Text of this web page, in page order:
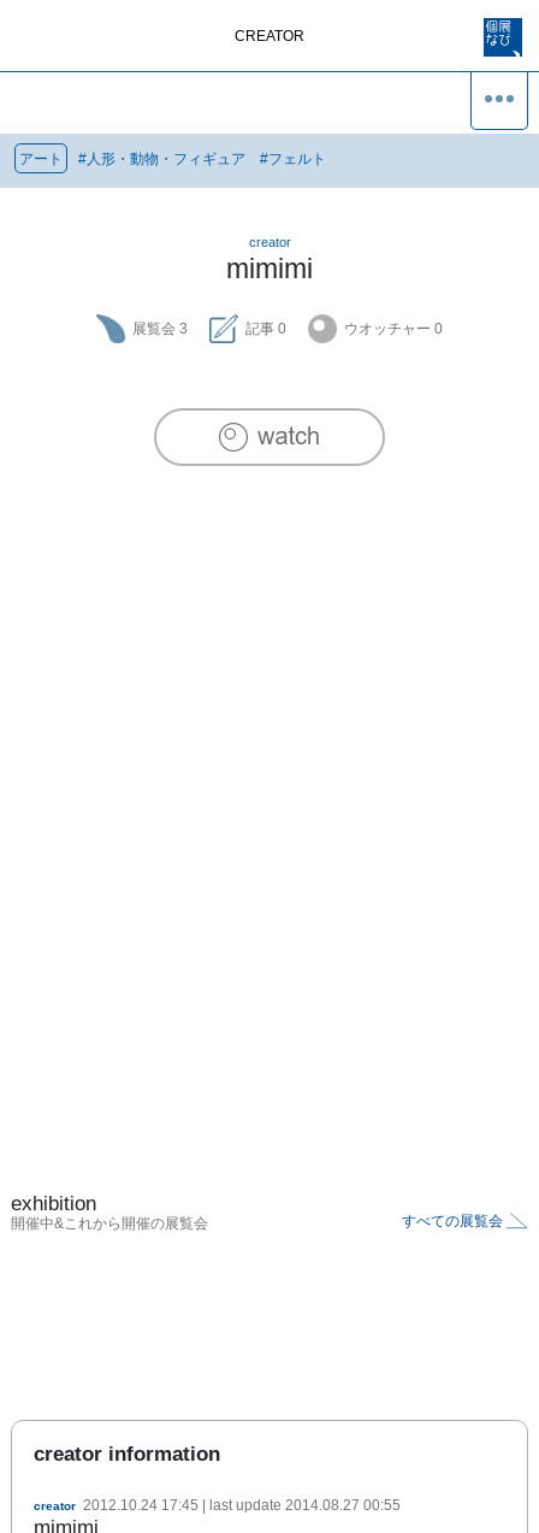
CREATOR
アート # 人形・動物・フィギュア #フェルト
creator
mimimi
展覧会 3 記事 0 ウオッチャー 0
exhibition
開催中&これから開催の展覧会 すべての展覧会
creator information
creator 2012.10.24 17:45 | last update 2014.08.27 00:55
mimimi